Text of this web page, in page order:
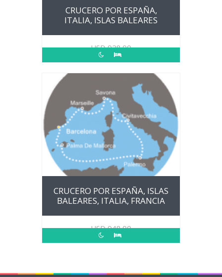
CRUCERO POR ESPAÑA,
ITALIA, ISLAS BALEARES
USD928.00
CRUCERO POR ESPAÑA, ISLAS
BALEARES, ITALIA, FRANCIA
USD948.00